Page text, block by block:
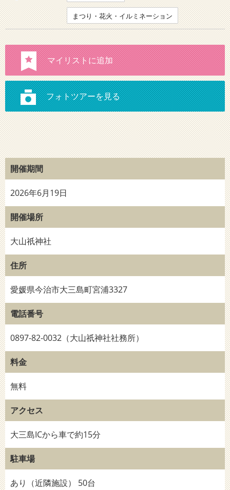
まつり・花火・イルミネーション
開催期間
2026年6月19日
開催場所
大山祇神社
住所
愛媛県今治市大三島町宮浦3327
電話番号
0897-82-0032（大山祇神社社務所）
料金
無料
アクセス
大三島ICから車で約15分
駐車場
あり（近隣施設） 50台